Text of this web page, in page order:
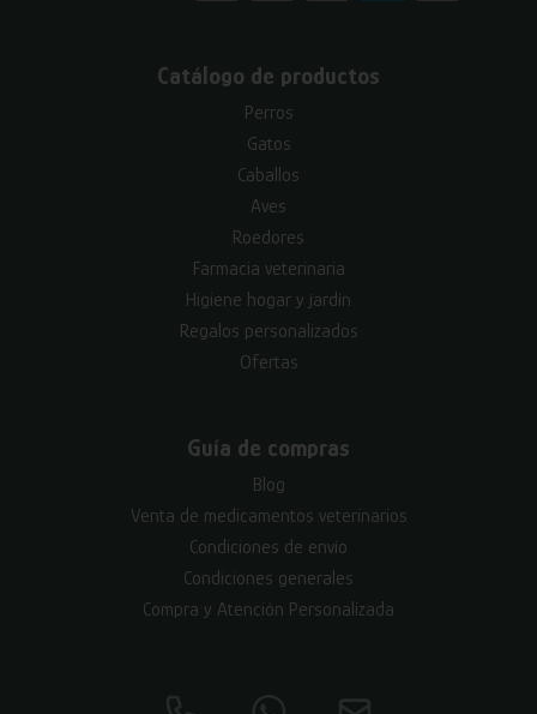
Catálogo de productos
Perros
Gatos
Caballos
Aves
Roedores
Farmacia veterinaria
Higiene hogar y jardín
Regalos personalizados
Ofertas
Guía de compras
Blog
Venta de medicamentos veterinarios
Condiciones de envío
Condiciones generales
Compra y Atención Personalizada